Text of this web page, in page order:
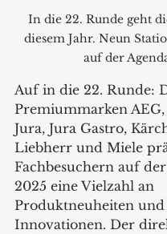
In die 22. Runde geht
diesem Jahr. Neun
auf der
Auf in die 22. Runde:
Premiummarken
Jura, Jura Gastro,
Liebherr und Miele
Fachbesuchern auf
2025 eine Vielzahl an
Produktneuheiten und
Innovationen. Der